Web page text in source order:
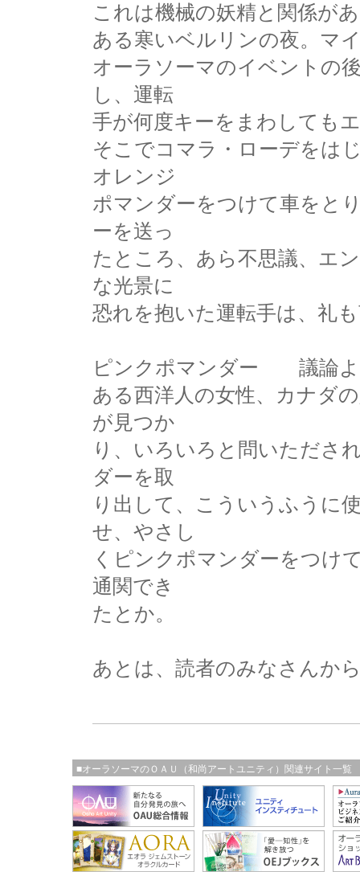
これは機械の妖精と関係が
ある寒いベルリンの夜。マ
オーラソーマのイベントの
し、運転
手が何度キーをまわしても
そこでコマラ・ローデをは
オレンジ
ポマンダーをつけて車をと
ーを送っ
たところ、あら不思議、エ
な光景に
恐れを抱いた運転手は、礼
ピンクポマンダー 議論よ
ある西洋人の女性、カナダ
が見つか
り、いろいろと問いたださ
ダーを取
り出して、こういうふうに
せ、やさし
くピンクポマンダーをつけ
通関でき
たとか。
あとは、読者のみなさんか
■オーラソーマのＯＡＵ（和尚アートユニティ）関連サイト一覧